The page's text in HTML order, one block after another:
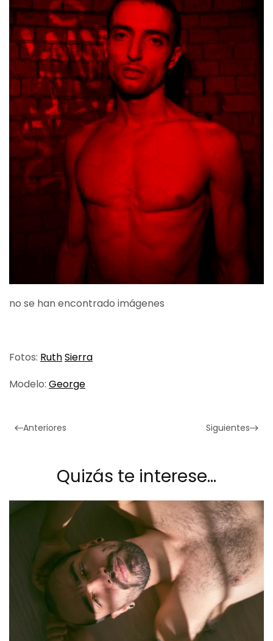
no se han encontrado imágenes
Fotos: RuthSierra
Modelo: George
Anteriores Siguientes
Quizás te interese…